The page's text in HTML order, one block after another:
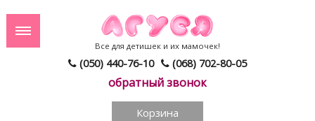
(050) 440-76-10 (068) 702-80-05
обратный звонок
Все для детишек и их мамочек!
Корзина